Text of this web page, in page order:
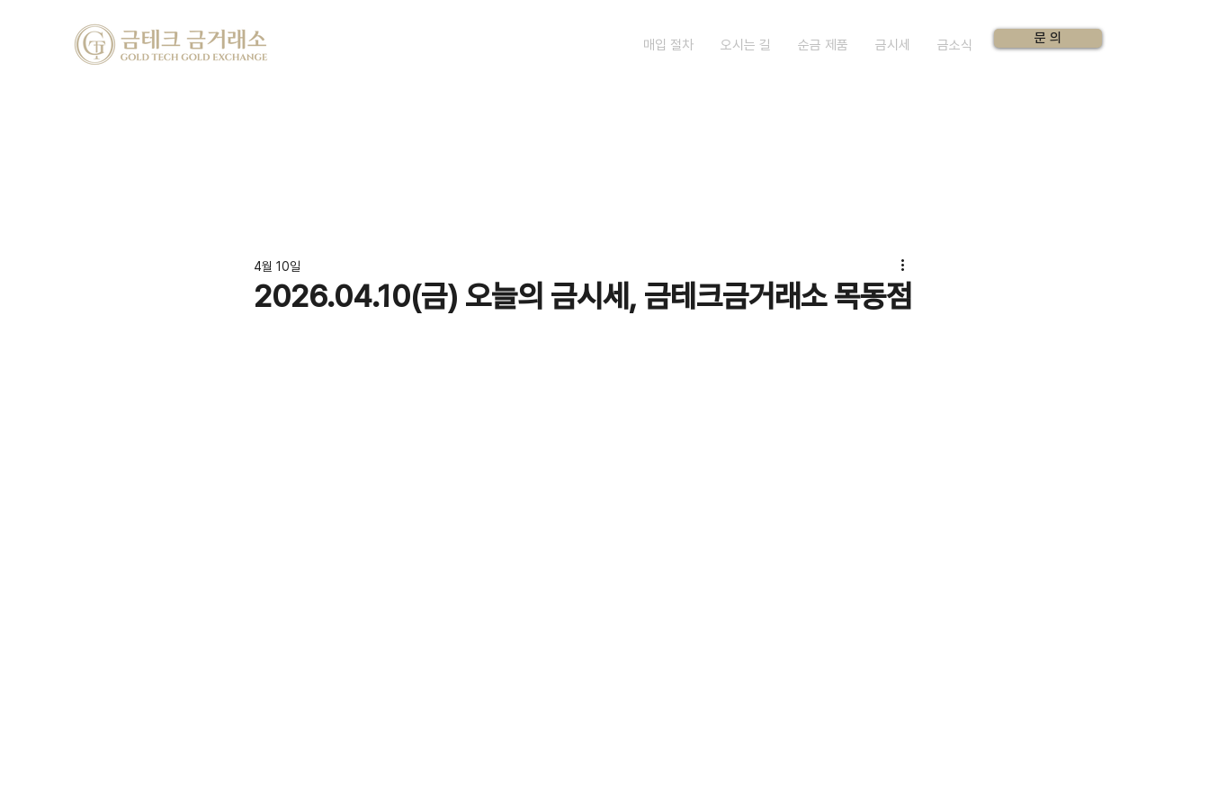
매입 절차 오시는 길 순금 제품 금시세 금소식 문 의
2026.04.10(금) 오늘의 금시세, 금테크금거래소 목동점
4월 10일